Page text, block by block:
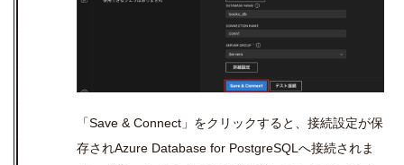
「Save & Connect 」をクリックすると、接続設定が保
存されAzure Database for PostgreSQLへ接続されま